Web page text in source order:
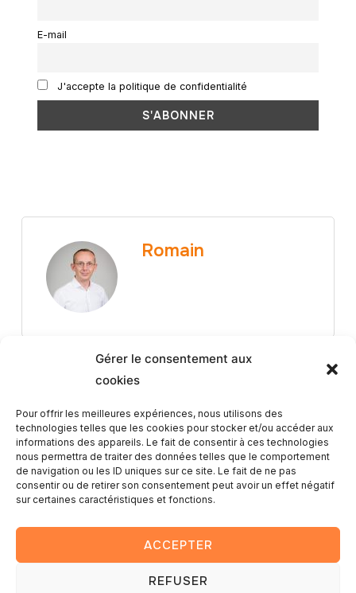
Gérer le consentement aux
cookies
Pour offrir les meilleures expériences, nous utilisons des
technologies telles que les cookies pour stocker et/ou accéder aux
informations des appareils. Le fait de consentir à ces technologies
nous permettra de traiter des données telles que le comportement
de navigation ou les ID uniques sur ce site. Le fait de ne pas
consentir ou de retirer son consentement peut avoir un effet négatif
sur certaines caractéristiques et fonctions.
ACCEPTER
REFUSER
E-mail
J'accepte la politique de confidentialité
Romain
Article Précédent
Plongée dans l’univers
cinématographique avec Emma